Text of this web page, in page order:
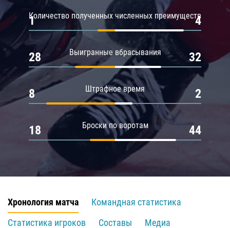
Количество полученных численных преимуществ
1 4
Выигранные вбрасывания
28 32
Штрафное время
8 2
Броски по воротам
18 44
Хронология матча
Командная статистика
Статистика игроков
Составы
Медиа